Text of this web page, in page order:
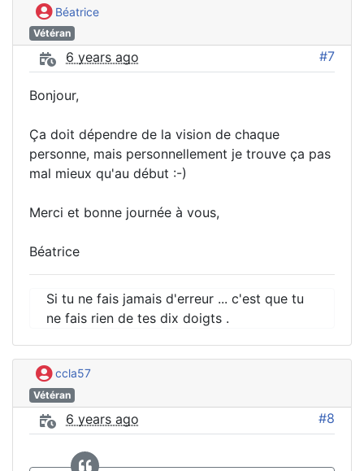
Béatrice
Vétéran
6 years ago #7
Bonjour,
Ça doit dépendre de la vision de chaque
personne, mais personnellement je trouve ça pas
mal mieux qu'au début :-)
Merci et bonne journée à vous,
Béatrice
Si tu ne fais jamais d'erreur ... c'est que tu
ne fais rien de tes dix doigts .
ccla57
Vétéran
6 years ago #8